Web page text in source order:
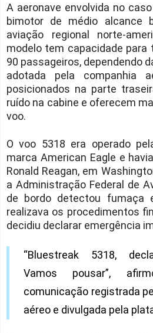
A aeronave envolvida no
bimotor de médio alcance
aviação regional norte-
modelo tem capacidade para
90 passageiros, dependendo
adotada pela companhia
posicionados na parte
ruído na cabine e oferecem
voo.
O voo 5318 era operado
marca American Eagle e
Ronald Reagan, em
a Administração Federal de
de bordo detectou fumaça
realizava os procedimentos
decidiu declarar emergência
“Bluestreak 5318,
Vamos pousar”,
comunicação registrada
aéreo e divulgada pela